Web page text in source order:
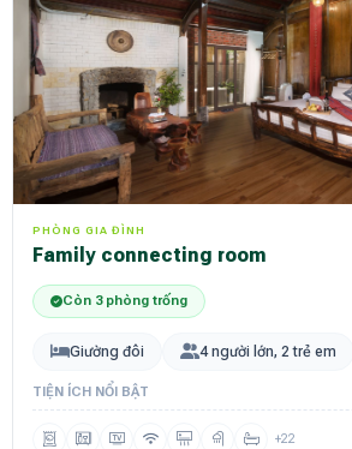
PHÒNG GIA ĐÌNH
Family connecting room
Còn 3 phòng trống
Giường đôi 4 người lớn, 2 trẻ em
TIỆN ÍCH NỔI BẬT
+22